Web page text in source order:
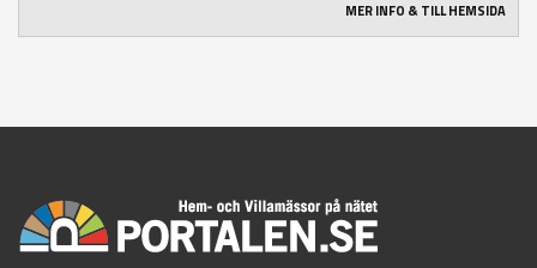
MER INFO & TILL HEMSIDA